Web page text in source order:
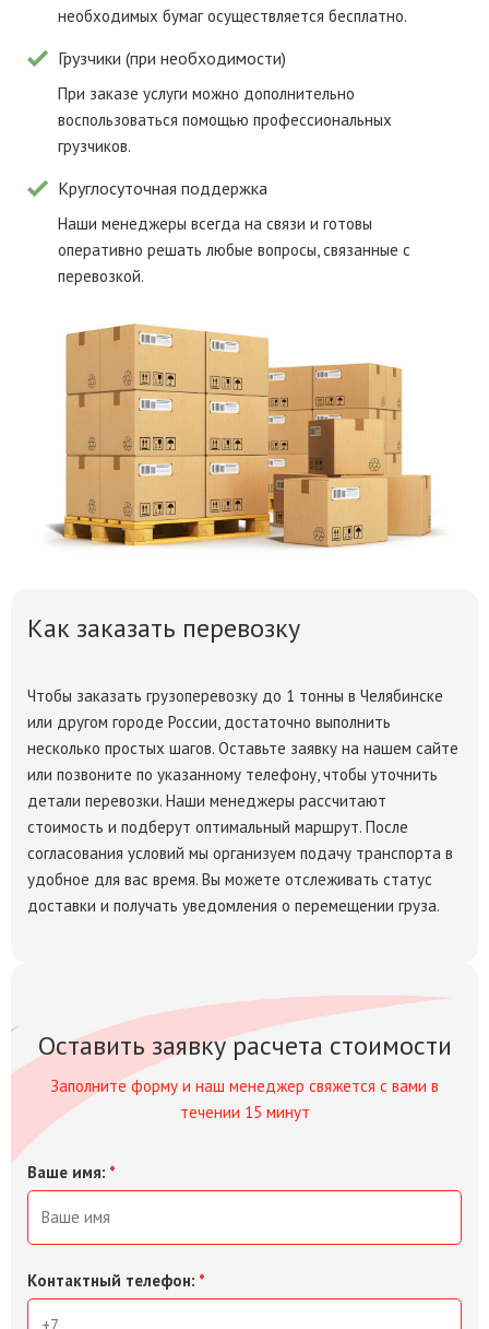
необходимых бумаг осуществляется бесплатно.
Грузчики (при необходимости)
При заказе услуги можно дополнительно
воспользоваться помощью профессиональных
грузчиков.
Круглосуточная поддержка
Наши менеджеры всегда на связи и готовы
оперативно решать любые вопросы, связанные с
перевозкой.
Как заказать перевозку
Чтобы заказать грузоперевозку до 1 тонны в Челябинске
или другом городе России, достаточно выполнить
несколько простых шагов. Оставьте заявку на нашем сайте
или позвоните по указанному телефону, чтобы уточнить
детали перевозки. Наши менеджеры рассчитают
стоимость и подберут оптимальный маршрут. После
согласования условий мы организуем подачу транспорта в
удобное для вас время. Вы можете отслеживать статус
доставки и получать уведомления о перемещении груза.
Оставить заявку расчета стоимости
Заполните форму и наш менеджер свяжется с вами в
течении 15 минут
Ваше имя: *
Контактный телефон: *